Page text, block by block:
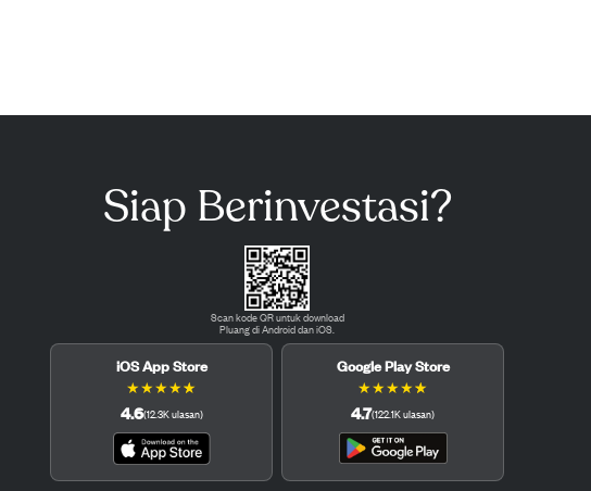
Siap Berinvestasi?
Scan kode QR untuk download
Pluang di Android dan iOS.
iOS App Store
★★★★★
4.6(12.3Kulasan)
Google Play Store
★★★★★
4.7(122.1Kulasan)